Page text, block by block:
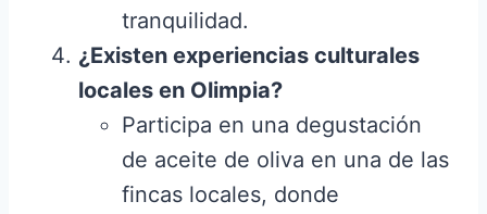
tranquilidad.
¿Existen experiencias culturales
locales en Olimpia?
Participa en una degustación
de aceite de oliva en una de las
fincas locales, donde